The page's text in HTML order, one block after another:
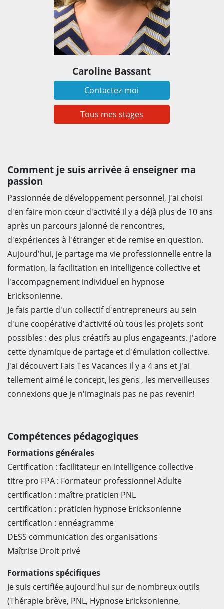
Caroline Bassant
Contactez-moi
Tous mes stages
Comment je suis arrivée à enseigner ma
passion
Passionnée de développement personnel, j'ai choisi
d'en faire mon cœur d'activité il y a déjà plus de 10 ans
après un parcours jalonné de rencontres,
d'expériences à l'étranger et de remise en question.
Aujourd'hui, je partage ma vie professionnelle entre la
formation, la facilitation en intelligence collective et
l'accompagnement individuel en hypnose
Ericksonienne.
Je fais partie d'un collectif d'entrepreneurs au sein
d'une coopérative d'activité où tous les projets sont
possibles : des plus créatifs au plus engageants. J'adore
cette dynamique de partage et d'émulation collective.
J'ai découvert Fais Tes Vacances il y a 4 ans et j'ai
tellement aimé le concept, les gens , les merveilleuses
connexions que je n'imaginais pas ne pas revenir!
Compétences pédagogiques
Formations générales
Certification : facilitateur en intelligence collective
titre pro FPA : Formateur professionnel Adulte
certification : maître praticien PNL
certification : praticien hypnose Ericksonienne
certification : ennéagramme
DESS communication des organisations
Maîtrise Droit privé
Formations spécifiques
Je suis certifiée aujourd'hui sur de nombreux outils
(Thérapie brève, PNL, Hypnose Ericksonienne,